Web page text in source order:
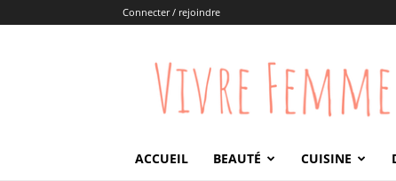
Connecter / rejoindre
Vivre
Femme
ACCUEIL BEAUTÉ CUISINE